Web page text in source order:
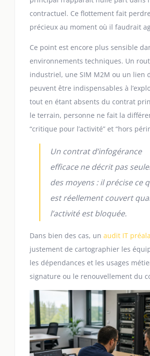
contractuel. Ce flottement fait
précieux au moment où il faudrait
Ce point est encore plus sensible
environnements techniques. Un
industriel, une SIM M2M ou un lien
peuvent être indispensables à
tout en étant absents du contrat
le terrain, personne ne fait la
“critique pour l’activité” et “hors
Un contrat d’infogérance
efficace ne décrit pas
des moyens : il précise ce
est réellement couvert
l’activité est bloquée.
Dans bien des cas, un audit IT
justement de cartographier les
les dépendances et les usages
signature ou le renouvellement du